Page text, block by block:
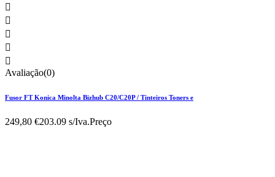





Avaliação(0)
Fusor FT Konica Minolta Bizhub C20/C20P / Tinteiros Toners e
249,80 €203.09 s/Iva.Preço